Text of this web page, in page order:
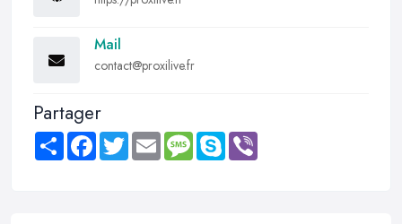
Mail
contact@proxilive.fr
Partager
Share FacebookTwitter Email MessageSkype